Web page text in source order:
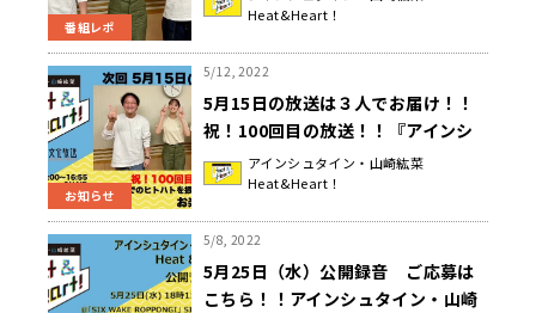
番組レポ
山崎紘菜 Heat&Heart!』
Heat&Heart！
お知らせ
5/12, 2022
5月15日の放送は３人でお届け！！
祝！100回目の放送！！『アインシ
ュタイン・山崎紘菜
Heat&Heart!』
アインシュタイン・山崎紘菜
Heat&Heart！
5/8, 2022
5月25日（水）公開録音 ご応募は
こちら！！アインシュタイン・山崎